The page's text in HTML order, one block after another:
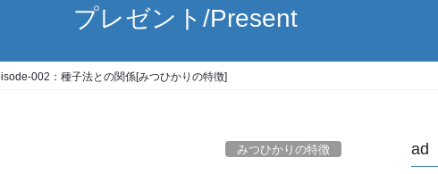
プレゼント/Present
002：種子法との関係[みつひかりの特徴]
みつひかりの特徴 ad